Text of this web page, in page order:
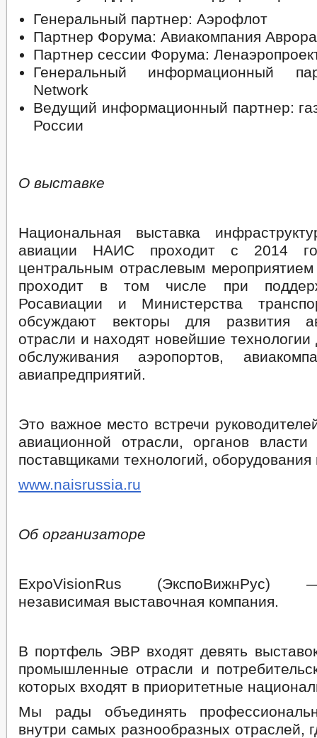
Генеральный партнер: Аэрофлот
Партнер Форума: Авиакомпания Аврора
Партнер сессии Форума:
Генеральный информационный
Network
Ведущий информационный партнер:
России
О выставке
Национальная выставка
авиации НАИС проходит с 2014
центральным отраслевым
проходит в том числе при
Росавиации и Министерства
обсуждают векторы для развития
отрасли и находят новейшие
обслуживания аэропортов,
авиапредприятий.
Это важное место встречи
авиационной отрасли, органов
поставщиками технологий, оборудования
www.naisrussia.ru
Об организаторе
ExpoVisionRus (ЭкспоВижнРус)
независимая выставочная компания.
В портфель ЭВР входят девять
промышленные отрасли и
которых входят в приоритетные
Мы рады объединять
внутри самых разнообразных отраслей,